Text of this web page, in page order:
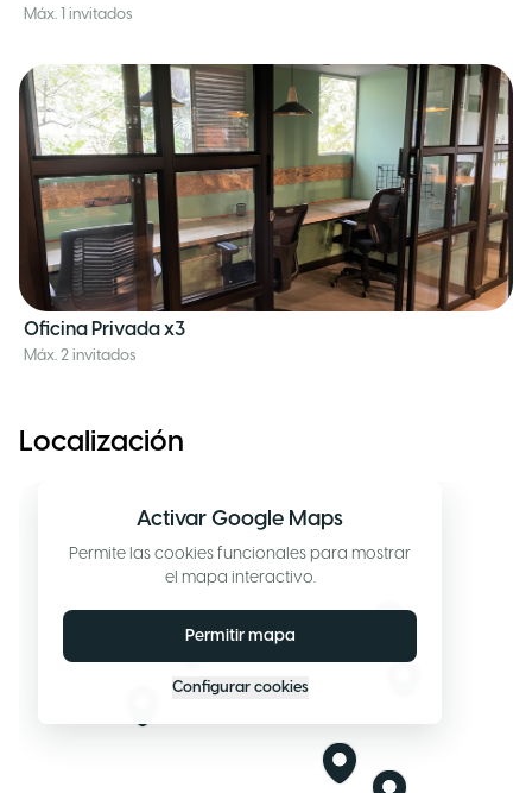
Máx. 1 invitados
Oficina Privada x3
Máx. 2 invitados
Localización
Activar Google Maps
Permite las cookies funcionales para mostrar
el mapa interactivo.
Permitir mapa
Configurar cookies